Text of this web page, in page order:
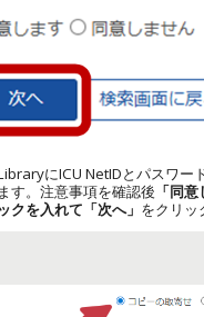
にICU NetIDとパスワー
す。注意事項を確認後 「同意
クを入れて「次へ」 をクリッ